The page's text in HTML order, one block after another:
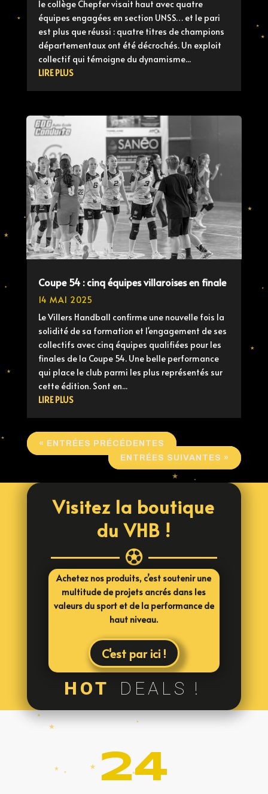
le collège Chepfer visait haut avec quatre
équipes engagées en section UNSS… et le pari
est plus que réussi : quatre titres de champions
départementaux ont été décrochés. Un exploit
collectif qui témoigne du dynamisme...
LIRE PLUS
Coupe 54 : cinq équipes villaroises en finale
14 MAI 2025
Le Villers Handball confirme une nouvelle fois la
solidité de sa formation et l'engagement de ses
collectifs avec cinq équipes qualifiées pour les
finales de la Coupe 54. Une belle performance
qui place le club parmi les plus représentés sur
cette édition. Sont en...
LIRE PLUS
« ENTRÉES PRÉCÉDENTES
ENTRÉES SUIVANTES »
Visitez la boutique
du VHB !

Achetez nos produits, c’est soutenir une
multitude de projets ancrés dans les
valeurs du sport et de la performance de
haut niveau.
C'est par ici !
HOT DEALS !
24